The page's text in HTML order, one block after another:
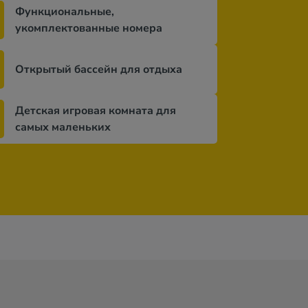
Функциональные,
укомплектованные номера
Открытый бассейн для отдыха
Детская игровая комната для
самых маленьких